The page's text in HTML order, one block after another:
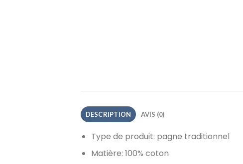
DESCRIPTION AVIS (0)
Type de produit: pagne traditionnel
Matière: 100% coton